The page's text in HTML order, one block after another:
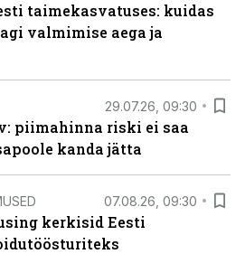
taimekasvatuses: kuidas
valmimise aega ja
29.07.26, 09:30
piimahinna riski ei saa
kanda jätta
07.08.26, 09:30
kerkisid Eesti